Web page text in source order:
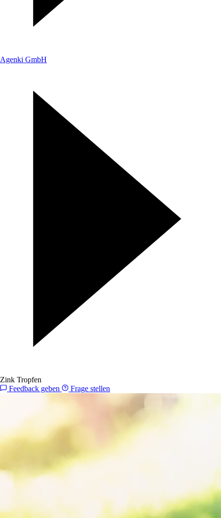
Agenki GmbH
Zink Tropfen
Feedback geben
Frage stellen